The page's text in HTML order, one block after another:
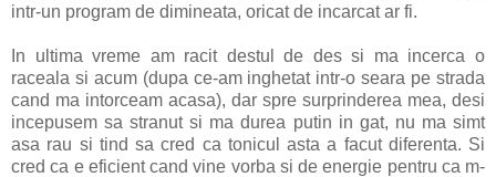
intr-un program de dimineata, oricat de incarcat ar fi.
In ultima vreme am racit destul de des si ma incerca o
raceala si acum (dupa ce-am inghetat intr-o seara pe strada
cand ma intorceam acasa), dar spre surprinderea mea, desi
incepusem sa stranut si ma durea putin in gat, nu ma simt
asa rau si tind sa cred ca tonicul asta a facut diferenta. Si
cred ca e eficient cand vine vorba si de energie pentru ca m-